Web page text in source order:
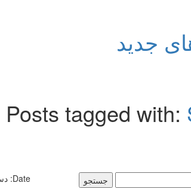
جدید
Posts tagged with:
Date: